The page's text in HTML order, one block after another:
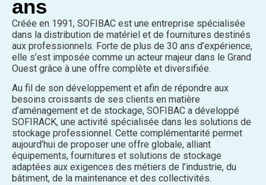
ans​
Créée en 1991, SOFIBAC est une entreprise spécialisée
dans la distribution de matériel et de fournitures destinés
aux professionnels. Forte de plus de 30 ans d’expérience,
elle s’est imposée comme un acteur majeur dans le Grand
Ouest grâce à une offre complète et diversifiée.
Au fil de son développement et afin de répondre aux
besoins croissants de ses clients en matière
d’aménagement et de stockage, SOFIBAC a développé
SOFIRACK, une activité spécialisée dans les solutions de
stockage professionnel. Cette complémentarité permet
aujourd’hui de proposer une offre globale, alliant
équipements, fournitures et solutions de stockage
adaptées aux exigences des métiers de l’industrie, du
bâtiment, de la maintenance et des collectivités.